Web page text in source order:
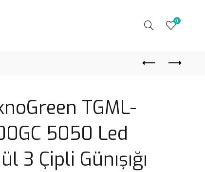
0
TGML-
5050 Led
3 Çipli Günışığı